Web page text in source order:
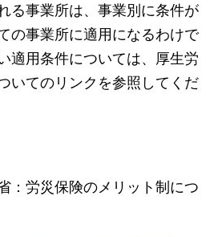
る事業所は、事業別に条件が
の事業所に適用になるわけで
適用条件については、厚生労
いてのリンクを参照してくだ
：労災保険のメリット制につ